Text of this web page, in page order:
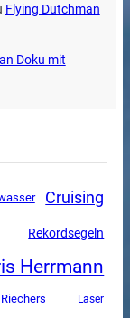
Flying Dutchman
Doku mit
Cruising
Rekordsegeln
Herrmann
Laser